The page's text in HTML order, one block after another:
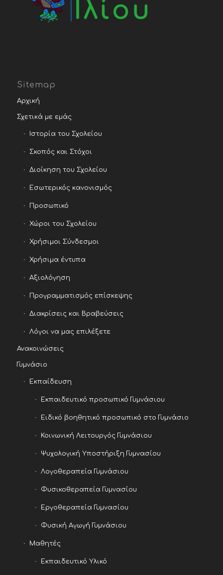
Sitemap
Αρχική
Σχετικά με εμάς
Ιστορία του Σχολείου
Σκοπός και Στόχοι
Διοίκηση του Σχολείου
Εσωτερικός κανονισμός
Προσωπικό
Χώροι του Σχολείου
Χρήσιμοι Σύνδεσμοι
Χρήσιμα έντυπα
Αξιολόγηση
Προγραμματισμός επίσκεψης
Διακρίσεις και Βραβεύσεις
Λόγοι να μας επιλέξετε
Ανακοινώσεις
Γυμνάσιο
Εκπαίδευση
Εκπαιδευτικό προσωπικό Γυμνάσιου
Ειδικό βοηθητικό προσωπικό στο Γυμνάσιο
Κοινωνική Λειτουργός Γυμνάσιου
Ψυχολογική Υποστήριξη Γυμνασίου
Λογοθεραπεία Γυμνάσιου
Φυσικοθεραπεία Γυμνασίου
Εργοθεραπεία Γυμνασίου
Φυσική Αγωγή Γυμνάσιου
Μαθητές
Εκπαιδευτικό Υλικό